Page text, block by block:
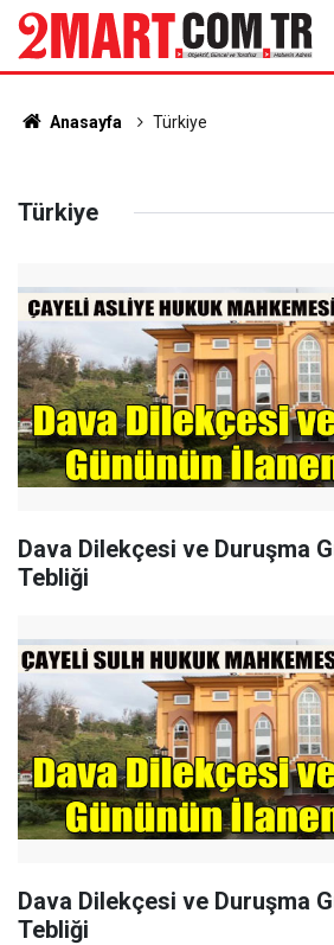
Anasayfa Türkiye
Türkiye
Dava Dilekçesi ve Duruşma
Tebliği
Dava Dilekçesi ve Duruşma
Tebliği